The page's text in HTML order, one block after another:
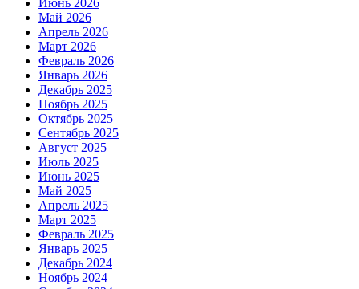
Июнь 2026
Май 2026
Апрель 2026
Март 2026
Февраль 2026
Январь 2026
Декабрь 2025
Ноябрь 2025
Октябрь 2025
Сентябрь 2025
Август 2025
Июль 2025
Июнь 2025
Май 2025
Апрель 2025
Март 2025
Февраль 2025
Январь 2025
Декабрь 2024
Ноябрь 2024